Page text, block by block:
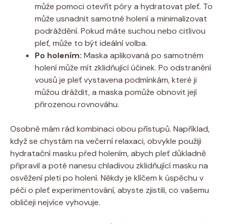
může pomoci otevřít póry a hydratovat pleť. To
může usnadnit samotné holení a minimalizovat
podráždění. Pokud máte suchou nebo citlivou
pleť, může to být ideální volba.
Po holením: Maska aplikovaná po samotném
holení může mít zklidňující účinek. Po odstranění
vousů je pleť vystavena podmínkám, které ji
můžou dráždit, a maska pomůže obnovit její
přirozenou rovnováhu.
Osobně mám rád kombinaci obou přístupů. Například,
když se chystám na večerní relaxaci, obvykle použiji
hydratační masku před holením, abych pleť důkladně
připravil a poté nanesu chladivou zklidňující masku na
osvěžení pleti po holení. Někdy je klíčem k úspěchu v
péči o pleť experimentování, abyste zjistili, co vašemu
obličeji nejvíce vyhovuje.